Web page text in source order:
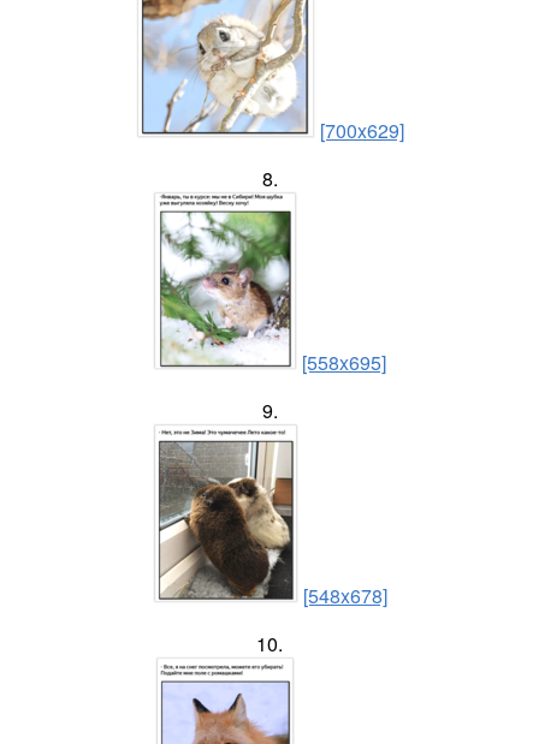
[700x629]
8.
[558x695]
9.
[548x678]
10.